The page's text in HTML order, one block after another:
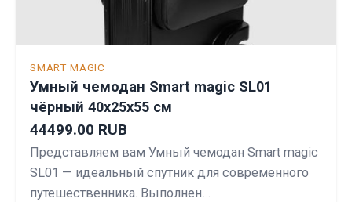
SMART MAGIC
Умный чемодан Smart magic SL01
чёрный 40х25х55 см
44499.00 RUB
Представляем вам Умный чемодан Smart magic
SL01 — идеальный спутник для современного
путешественника. Выполнен…